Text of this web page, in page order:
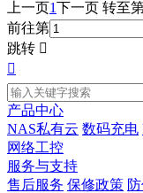
上一页1下一页 转至
前往第
跳转 

产品中心
NAS私有云 数码充电
网络工控
服务与支持
售后服务 保修政策